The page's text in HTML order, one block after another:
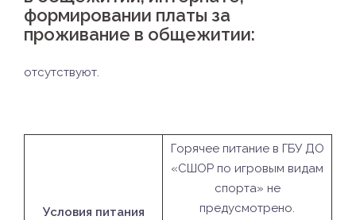
формировании платы за
проживание в общежитии:
отсутствуют.
Условия питания
Горячее питание в ГБУ ДО
«СШОР по игровым видам
спорта» не
предусмотрено.